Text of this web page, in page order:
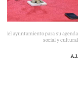
del ayuntamiento para su agenda
social y cultural
A.J.